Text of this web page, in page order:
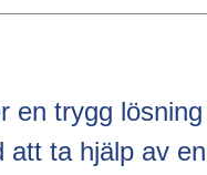
en trygg
att ta hjälp av